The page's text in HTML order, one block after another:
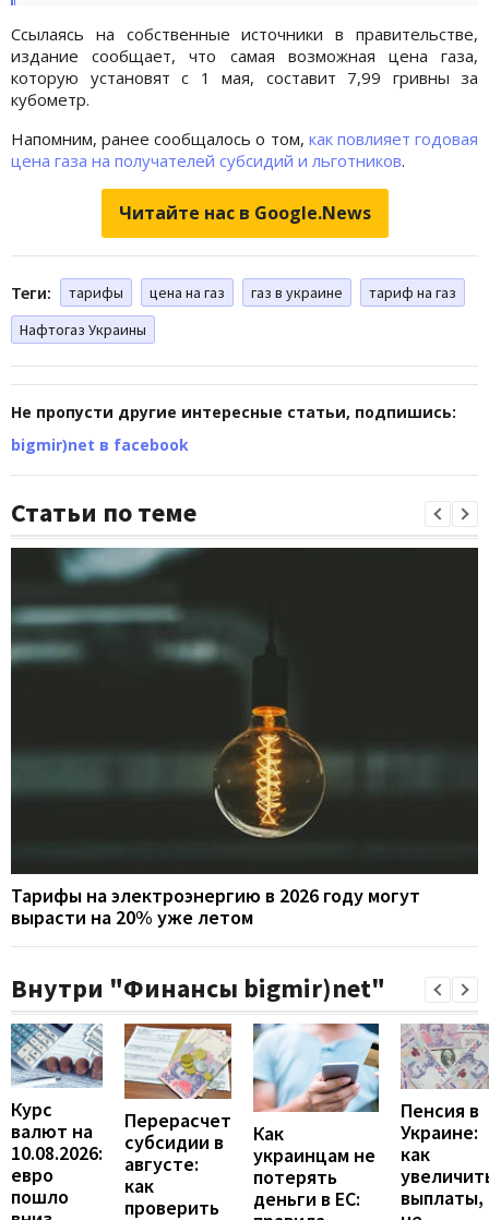
Ссылаясь на собственные источники в правительстве,
издание сообщает, что самая возможная цена газа,
которую установят с 1 мая, составит 7,99 гривны за
кубометр.
Напомним, ранее сообщалось о том, как повлияет годовая
цена газа на получателей субсидий и льготников.
Читайте нас в Google.News
Теги: тарифы цена на газ газ в украине
тариф на газ
Нафтогаз Украины
Не пропусти другие интересные статьи, подпишись:
bigmir)net в facebook
Статьи по теме
Тарифы на электроэнергию в 2026 году могут
вырасти на 20% уже летом
Внутри "Финансы bigmir)net"
Курс
валют на
10.08.2026:
евро
пошло
Перерасчет
субсидии в
августе:
как
проверить
Как
украинцам не
потерять
деньги в ЕС:
Пенсия в
Украине:
как
выплаты,